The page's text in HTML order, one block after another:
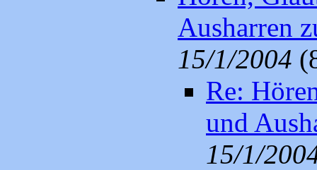
Ausharren
15/1/2004
Re:
und
15/1/